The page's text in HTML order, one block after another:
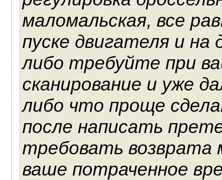
маломальская, все
пуске двигателя и
либо требуйте при
сканирование и уже
либо что проще
после написать
требовать возврата
ваше потраченное